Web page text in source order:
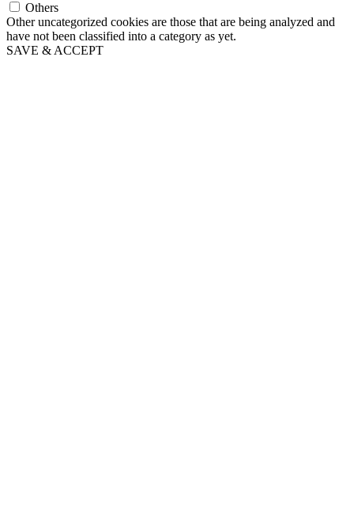
Others
Other uncategorized cookies are those that are being analyzed and
have not been classified into a category as yet.
SAVE & ACCEPT